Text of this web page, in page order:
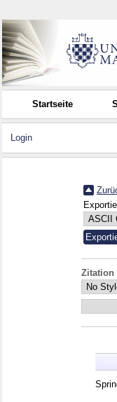
Startseite
Login
Zitation